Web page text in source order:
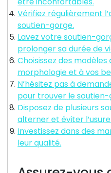
Vérifiez régulièrement
soutien-gorge.
Lavez votre soutien-
prolonger sa durée de
Choisissez des
morphologie et à vos
N’hésitez pas à
pour trouver le
Disposez de plusieurs
alterner et éviter
Investissez dans des
leur qualité.